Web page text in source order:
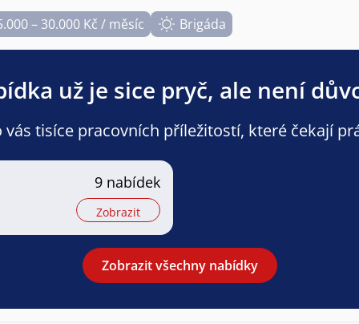
– 30.000 Kč / měsíc Brigáda
už je sice pryč, ale není
tisíce pracovních příležitostí, které čekají
9 nabídek
Zobrazit
Zobrazit všechny nabídky